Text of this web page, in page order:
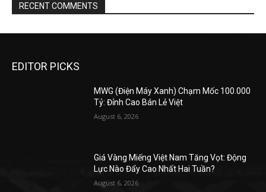
RECENT COMMENTS
EDITOR PICKS
MWG (Điện Máy Xanh) Chạm Mốc 100.000
Tỷ: Đỉnh Cao Bán Lẻ Việt
August 6, 2026
Giá Vàng Miếng Việt Nam Tăng Vọt: Động
Lực Nào Đẩy Cao Nhất Hai Tuần?
August 6, 2026